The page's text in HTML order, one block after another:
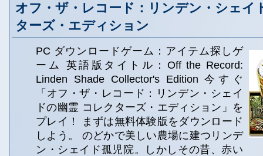
オフ・ザ・レコード：リンデン・シェイ
ターズ・エディション
PC ダウンロードゲーム：アイテム探しゲ
ーム 英語版タイトル：Off the Record:
Linden Shade Collector's Edition 今すぐ
「オフ・ザ・レコード：リンデン・シェイ
ドの幽霊 コレクターズ・エディション」を
プレイ！ まずは無料体験版をダウンロード
しよう。 のどかで美しい農場に建つリンデ
ン・シェイド孤児院。しかしその昔、赤い